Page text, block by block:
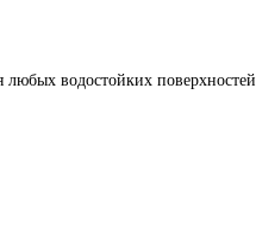
любых водостойких поверхностей